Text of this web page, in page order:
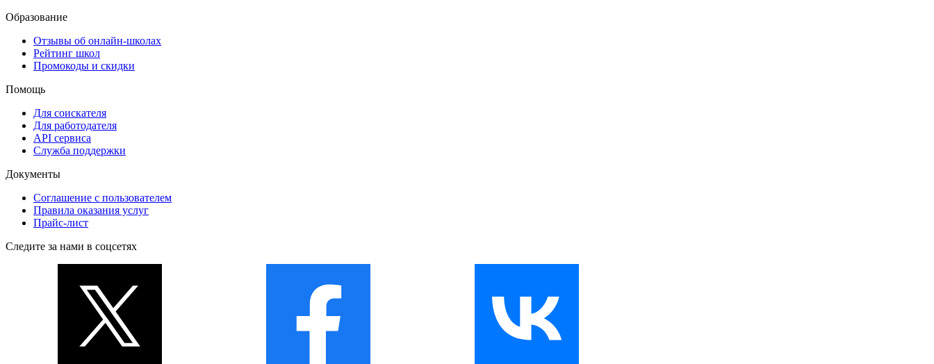
Образование
Отзывы об онлайн-школах
Рейтинг школ
Промокоды и скидки
Помощь
Для соискателя
Для работодателя
API сервиса
Служба поддержки
Документы
Соглашение с пользователем
Правила оказания услуг
Прайс-лист
Следите за нами в соцсетях